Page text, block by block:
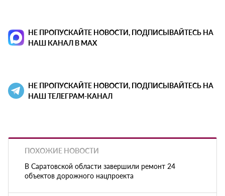
НЕ ПРОПУСКАЙТЕ НОВОСТИ, ПОДПИСЫВАЙТЕСЬ НА
НАШ КАНАЛ В MAX
НЕ ПРОПУСКАЙТЕ НОВОСТИ, ПОДПИСЫВАЙТЕСЬ НА
НАШ ТЕЛЕГРАМ-КАНАЛ
ПОХОЖИЕ НОВОСТИ
В Саратовской области завершили ремонт 24
объектов дорожного нацпроекта